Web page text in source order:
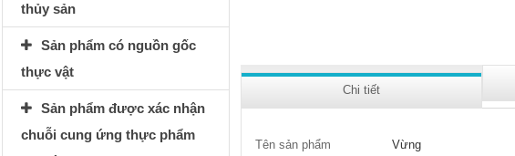
thủy sản
Sản phẩm có nguồn gốc
thực vật
Sản phẩm được xác nhận
chuỗi cung ứng thực phẩm
Chi tiết
Tên sản phẩm
Vừng